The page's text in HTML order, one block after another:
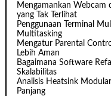
Mengamankan Webcam
yang Tak Terlihat
Penggunaan Terminal
Multitasking
Mengatur Parental
Lebih Aman
Bagaimana Software
Skalabilitas
Analisis Heatsink
Panjang